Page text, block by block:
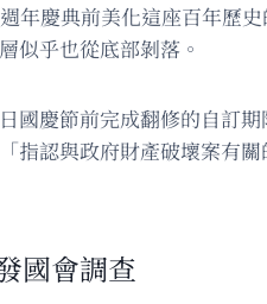
年慶典前美化這座百年歷
似乎也從底部剝落。
國慶節前完成翻修的自訂
指認與政府財產破壞案有關
國會調查